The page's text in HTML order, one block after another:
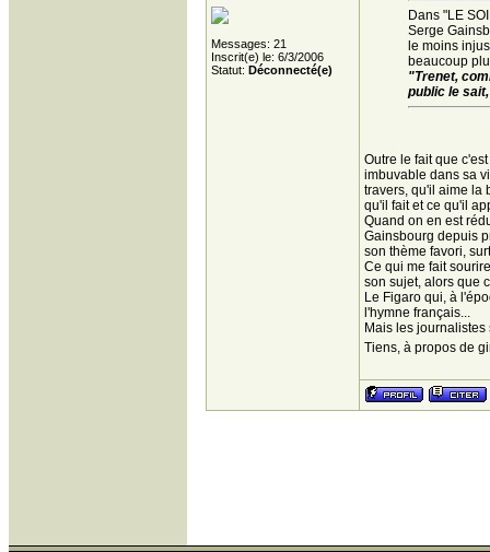
Messages: 21
Inscrit(e) le: 6/3/2006
Statut: Déconnecté(e)
Dans "LE
Serge
le moins
beaucoup
"Trenet,
public le
Outre le fait que
imbuvable dans sa
travers, qu'il aime la
qu'il fait et ce qu'il
Quand on en est
Gainsbourg depuis
son thème favori,
Ce qui me fait
son sujet, alors que
Le Figaro qui, à
l'hymne français...
Mais les
Tiens, à propos de